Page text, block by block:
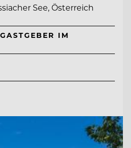
See, Österreich
IM